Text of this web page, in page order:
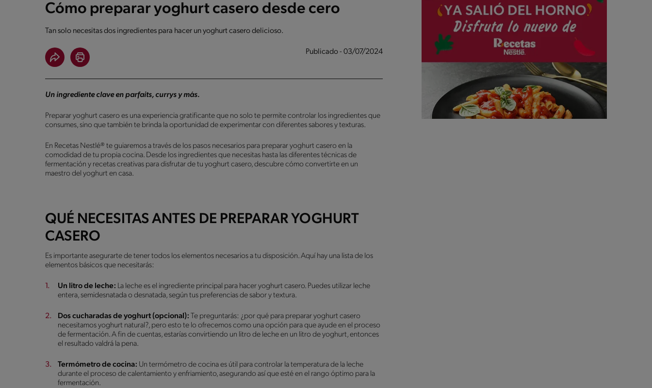
Cómo preparar yoghurt casero desde cero
Tan solo necesitas dos ingredientes para hacer un yoghurt casero delicioso.
Publicado - 03/07/2024
Un ingrediente clave en parfaits, currys y más.
Preparar yoghurt casero es una experiencia gratificante que no solo te permite controlar los ingredientes que
consumes, sino que también te brinda la oportunidad de experimentar con diferentes sabores y texturas.
En Recetas Nestlé® te guiaremos a través de los pasos necesarios para preparar yoghurt casero en la
comodidad de tu propia cocina. Desde los ingredientes que necesitas hasta las diferentes técnicas de
fermentación y recetas creativas para disfrutar de tu yoghurt casero, descubre cómo convertirte en un
maestro del yoghurt en casa.
QUÉ NECESITAS ANTES DE PREPARAR YOGHURT
CASERO
Es importante asegurarte de tener todos los elementos necesarios a tu disposición. Aquí hay una lista de los
elementos básicos que necesitarás:
Un litro de leche: La leche es el ingrediente principal para hacer yoghurt casero. Puedes utilizar leche
entera, semidesnatada o desnatada, según tus preferencias de sabor y textura.
Dos cucharadas de yoghurt (opcional): Te preguntarás: ¿por qué para preparar yoghurt casero
necesitamos yoghurt natural?, pero esto te lo ofrecemos como una opción para que ayude en el proceso
de fermentación. A fin de cuentas, estarías convirtiendo un litro de leche en un litro de yoghurt, entonces
el resultado valdrá la pena.
Termómetro de cocina: Un termómetro de cocina es útil para controlar la temperatura de la leche
durante el proceso de calentamiento y enfriamiento, asegurando así que esté en el rango óptimo para la
fermentación.